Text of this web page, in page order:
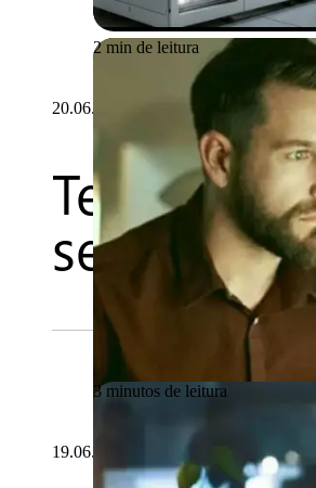
2 min de leitura
20.06.2026
serviços
3 minutos de leitura
19.06.2026